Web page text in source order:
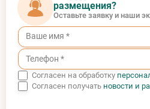
размещения?
Оставьте заявку и наши
Согласен на обработку
Согласен получать новости и